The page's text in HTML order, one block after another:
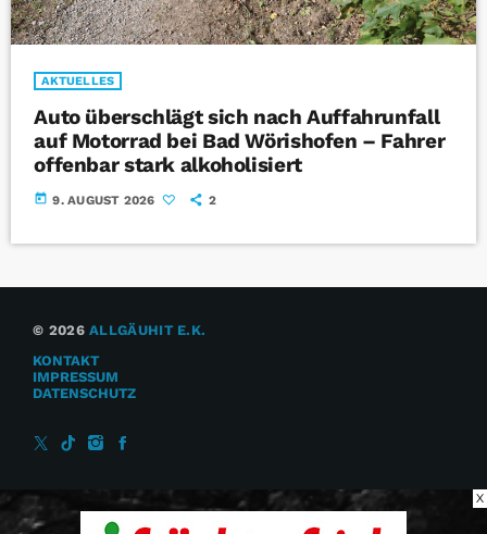
AKTUELLES
Auto überschlägt sich nach Auffahrunfall
auf Motorrad bei Bad Wörishofen – Fahrer
offenbar stark alkoholisiert
today 9. AUGUST 2026 2
© 2026ALLGÄUHIT E.K.
KONTAKT
IMPRESSUM
DATENSCHUTZ
X